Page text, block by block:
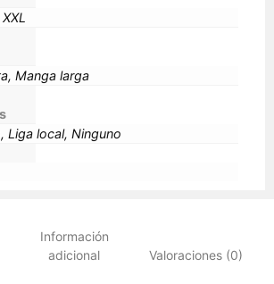
Manga larga
Liga local, Ninguno
Información
adicional
Valoraciones (0)